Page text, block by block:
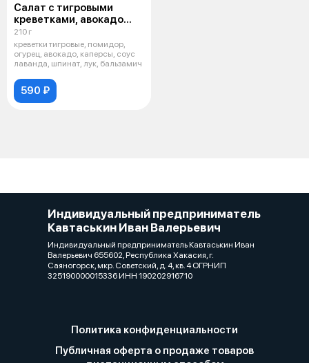
Салат с тигровыми
креветками, авокадо
и каперсами
210 г
креветки тигровые, помидор,
огурец, авокадо, каперсы, соус
лаванда, шпинат, лук, бальзамич
590 ₽
Индивидуальный предприниматель
Кавтаськин Иван Валерьевич
Индивидуальный предприниматель Кавтаськин Иван
Валерьевич 655602, Республика Хакасия, г.
Саяногорск, мкр. Советский, д. 4, кв. 4 ОГРНИП
325190000015336 ИНН 190202916710
Политика конфиденциальности
Публичная оферта о продаже товаров